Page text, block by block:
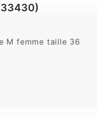
M femme taille 36